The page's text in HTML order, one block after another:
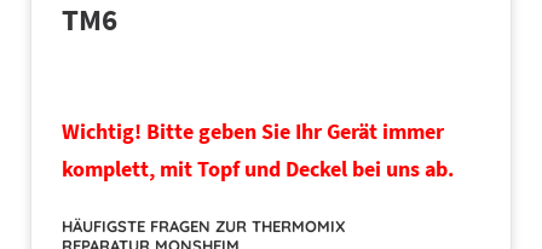
TM6
Wichtig! Bitte geben Sie Ihr Gerät immer
komplett, mit Topf und Deckel bei uns ab.
HÄUFIGSTE FRAGEN ZUR THERMOMIX
REPARATUR MONSHEIM